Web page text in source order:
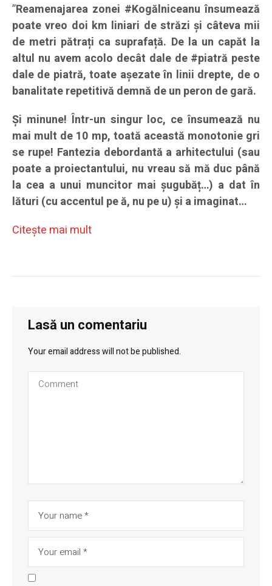
”Reamenajarea zonei #Kogălniceanu însumează
poate vreo doi km liniari de străzi și câteva mii
de metri pătrați ca suprafață. De la un capăt la
altul nu avem acolo decât dale de #piatră peste
dale de piatră, toate așezate în linii drepte, de o
banalitate repetitivă demnă de un peron de gară.
Și minune! Într-un singur loc, ce însumează nu
mai mult de 10 mp, toată această monotonie gri
se rupe! Fantezia debordantă a arhitectului (sau
poate a proiectantului, nu vreau să mă duc până
la cea a unui muncitor mai șugubăț…) a dat în
lături (cu accentul pe ă, nu pe u) și a imaginat…
Citeşte mai mult
Lasă un comentariu
Your email address will not be published.